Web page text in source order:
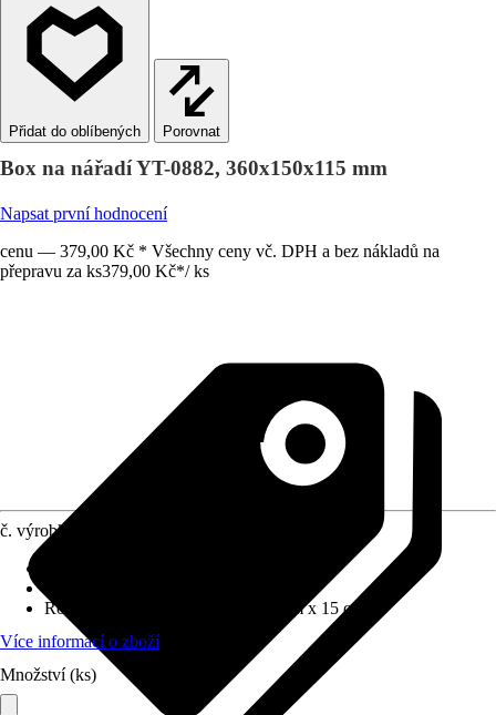
Porovnat
Box na nářadí YT-0882, 360x150x115 mm
Napsat první hodnocení
cenu — 379,00 Kč * Všechny ceny vč. DPH a bez nákladů na
přepravu za ks379,00 Kč*/ ks
č. výrobku
Rozměry (ŠxVxH)
36 cm x 11.5 cm x 15 cm
Více informací o zboží
Množství (ks)